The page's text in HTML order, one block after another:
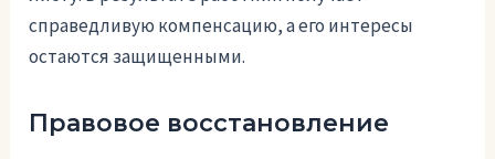
справедливую компенсацию, а его интересы
остаются защищенными.
Правовое восстановление